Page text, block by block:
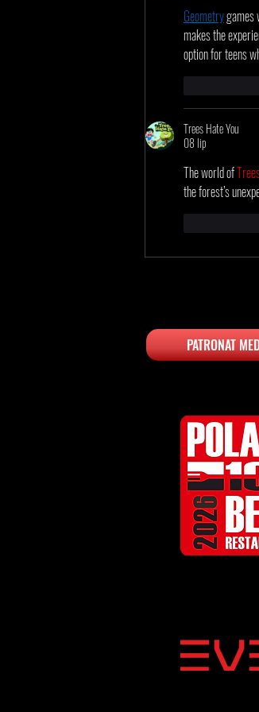
Geometry games
makes the
option for teens
Trees Hate You
08 lip
The world of
the forest’s
PATRONAT